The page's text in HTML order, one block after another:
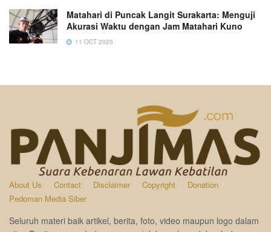
Matahari di Puncak Langit Surakarta: Menguji
Akurasi Waktu dengan Jam Matahari Kuno
11 OCT 2025
About Us Contact Disclaimer Copyright
Donation
Pedoman Media Siber
Seluruh materi baik artikel, berita, foto, video maupun logo dalam